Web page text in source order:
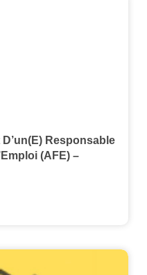
Responsable
(AFE) –